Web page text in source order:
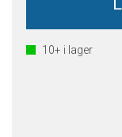
10+ i lager